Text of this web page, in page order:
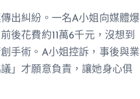
出糾紛。一名A小姐向媒體爆
後花費約11萬6千元，沒想到
手術。A小姐控訴，事後與業
」才願意負責，讓她身心俱